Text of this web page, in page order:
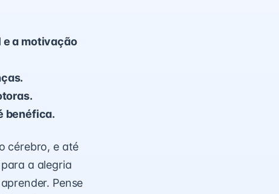
e a motivação
benéfica.
cérebro, e até
a alegria
Pense